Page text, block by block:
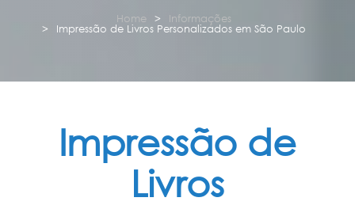
Home
Informações
Impressão de Livros Personalizados em São Paulo
Impressão de
Livros